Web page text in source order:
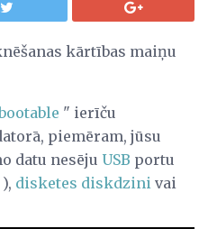
kārtības maiņu
" ierīču
piemēram, jūsu
datu nesēju USB portu
), disketes diskdzini vai